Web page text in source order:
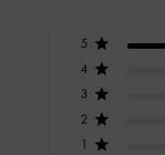
5
4
3
2
1